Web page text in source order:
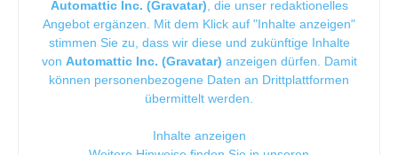
Automattic Inc. (Gravatar) , die unser redaktionelles
Angebot ergänzen. Mit dem Klick auf "Inhalte anzeigen"
stimmen Sie zu, dass wir diese und zukünftige Inhalte
von Automattic Inc. (Gravatar) anzeigen dürfen. Damit
können personenbezogene Daten an Drittplattformen
übermittelt werden.
Inhalte anzeigen